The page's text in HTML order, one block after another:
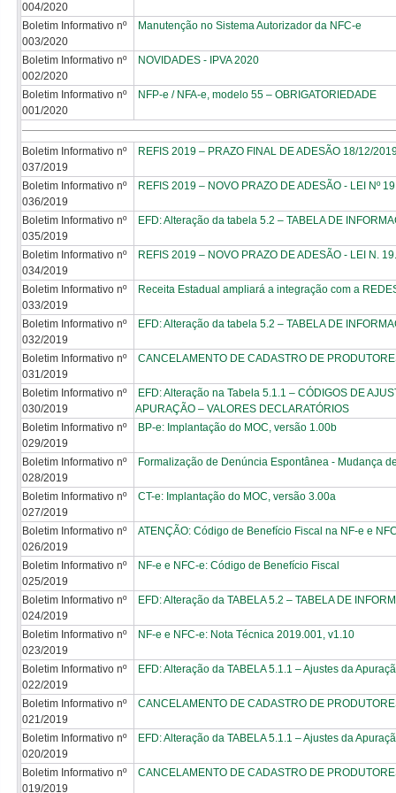
004/2020
Boletim Informativo nº
003/2020
Manutenção no Sistema Autorizador da NFC-e
Boletim Informativo nº
002/2020
NOVIDADES - IPVA 2020
Boletim Informativo nº
001/2020
NFP-e / NFA-e, modelo 55 – OBRIGATORIEDADE
Boletim Informativo nº
037/2019
REFIS 2019 – PRAZO FINAL DE ADESÃO 18/12/
Boletim Informativo nº
036/2019
REFIS 2019 – NOVO PRAZO DE ADESÃO - LEI Nº
Boletim Informativo nº
035/2019
EFD: Alteração da tabela 5.2 – TABELA DE
Boletim Informativo nº
034/2019
REFIS 2019 – NOVO PRAZO DE ADESÃO - LEI N.
Boletim Informativo nº
033/2019
Receita Estadual ampliará a integração com a
Boletim Informativo nº
032/2019
EFD: Alteração da tabela 5.2 – TABELA DE
Boletim Informativo nº
031/2019
CANCELAMENTO DE CADASTRO DE
Boletim Informativo nº
030/2019
EFD: Alteração na Tabela 5.1.1 – CÓDIGOS DE
APURAÇÃO – VALORES DECLARATÓRIOS
Boletim Informativo nº
029/2019
BP-e: Implantação do MOC, versão 1.00b
Boletim Informativo nº
028/2019
Formalização de Denúncia Espontânea - Mudança
Boletim Informativo nº
027/2019
CT-e: Implantação do MOC, versão 3.00a
Boletim Informativo nº
026/2019
ATENÇÃO: Código de Benefício Fiscal na NF-e e
Boletim Informativo nº
025/2019
NF-e e NFC-e: Código de Benefício Fiscal
Boletim Informativo nº
024/2019
EFD: Alteração da TABELA 5.2 – TABELA DE
Boletim Informativo nº
023/2019
NF-e e NFC-e: Nota Técnica 2019.001, v1.10
Boletim Informativo nº
022/2019
EFD: Alteração da TABELA 5.1.1 – Ajustes da
Boletim Informativo nº
021/2019
CANCELAMENTO DE CADASTRO DE
Boletim Informativo nº
020/2019
EFD: Alteração da TABELA 5.1.1 – Ajustes da
Boletim Informativo nº
019/2019
CANCELAMENTO DE CADASTRO DE